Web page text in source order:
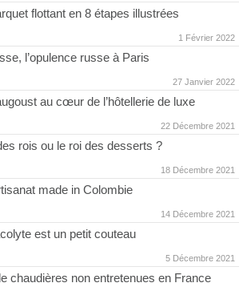
flottant en 8 étapes illustrées
1 Février 2022
l’opulence russe à Paris
27 Janvier 2022
au cœur de l’hôtellerie de luxe
22 Décembre 2021
rois ou le roi des desserts ?
18 Décembre 2021
made in Colombie
14 Décembre 2021
est un petit couteau
5 Décembre 2021
chaudières non entretenues en France